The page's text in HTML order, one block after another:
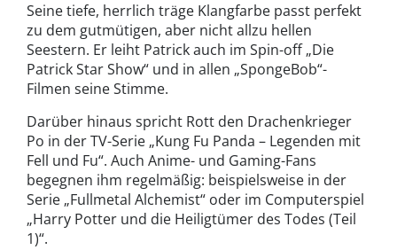
Seine tiefe, herrlich träge Klangfarbe passt perfekt
zu dem gutmütigen, aber nicht allzu hellen
Seestern. Er leiht Patrick auch im Spin-off „Die
Patrick Star Show“ und in allen „SpongeBob“-
Filmen seine Stimme.
Darüber hinaus spricht Rott den Drachenkrieger
Po in der TV-Serie „Kung Fu Panda – Legenden mit
Fell und Fu“. Auch Anime- und Gaming-Fans
begegnen ihm regelmäßig: beispielsweise in der
Serie „Fullmetal Alchemist“ oder im Computerspiel
„Harry Potter und die Heiligtümer des Todes (Teil
1)“.